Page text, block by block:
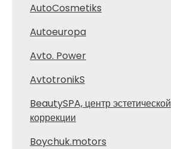
AutoCosmetiks
Autoeuropa
Avto. Power
AvtotronikS
BeautySPA, центр эстетической
коррекции
Boychuk.motors